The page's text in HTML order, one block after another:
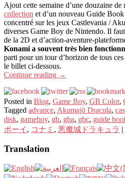
Ajout cette semaine d’une douzaine de
collection et d’un nouveau Guide Book
concentré sur les jeux Castlevania /
diverses Game Boy de Nintendo. Il
de la 2D et d’action-aventure-
Konami a souvent très bien
parti pour un tour d’horizon de tous
le billet ci-dessous.
Continue reading →
Posted in Blog, Game Boy, GB Color,
Tagged advance, Akumajō Dracula,
disk, gameboy, gb, gba, gbc, guide
ボーイ , コナミ , 悪魔城ドラキュラ |
Translation